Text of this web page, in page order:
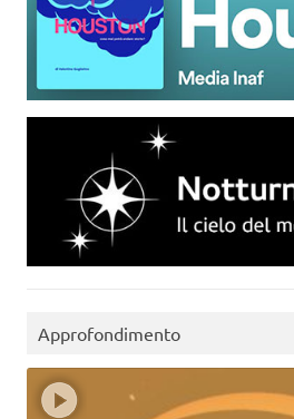
Approfondimento